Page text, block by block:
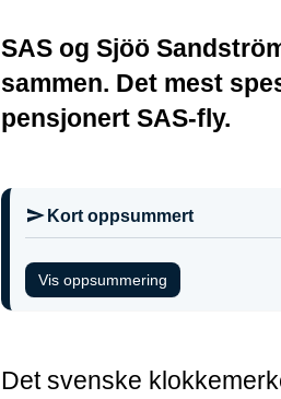
SAS og Sjöö
sammen. Det mest
pensjonert SAS-fly.
Kort oppsummert
Vis oppsummering
Det svenske